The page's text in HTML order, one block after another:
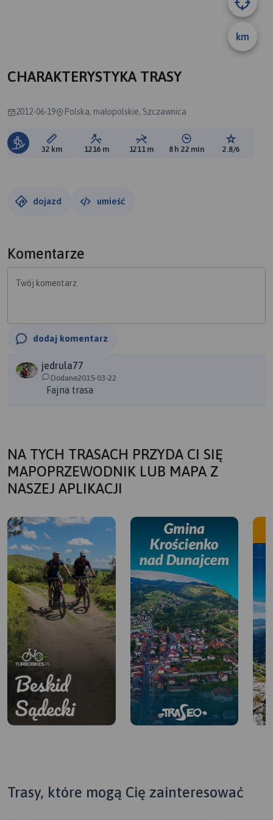
km
CHARAKTERYSTYKA TRASY
2012-06-19 Polska, małopolskie, Szczawnica
Długość trasy:
32 km Suma przewyższeń:
1216 m Suma spadków:
1211 m Średni czas potrzebny
8 h 22 min Ocena
2.8/6
dojazd umieść
Komentarze
Twój komentarz
dodaj komentarz
jedrula77
Dodane2015-03-22
Fajna trasa
NA TYCH TRASACH PRZYDA CI SIĘ
MAPOPRZEWODNIK LUB MAPA Z
NASZEJ APLIKACJI
Trasy, które mogą Cię zainteresować